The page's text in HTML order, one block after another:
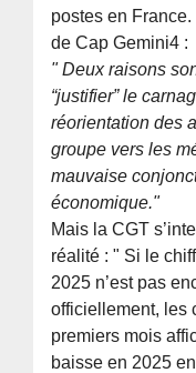
postes en
de Cap Gemini4 :
" Deux raisons
“justifier” le
réorientation des
groupe vers les
mauvaise
économique."
Mais la CGT
réalité : " Si le
2025 n’est pas
officiellement, les
premiers mois
baisse en 2025